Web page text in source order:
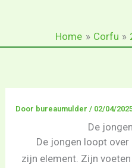
Home Corfu
Door bureaumulder/ 02/04/
De
De jongen loopt
zijn element. Zijn